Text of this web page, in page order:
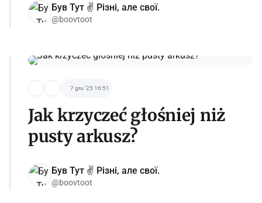
Був Тут ✌️ Різні, але свої.
@boovtoot
7 gru '25 16:51
Jak krzyczeć głośniej niż
pusty arkusz?
Був Тут ✌️ Різні, але свої.
@boovtoot